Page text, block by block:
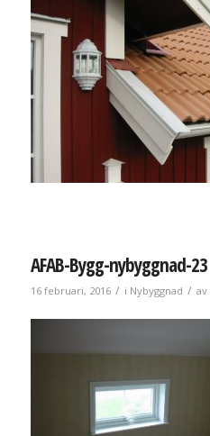
AFAB-Bygg-nybyggnad-23
16 februari, 2016 / i Nybyggnad / av